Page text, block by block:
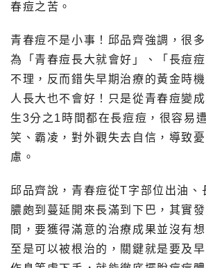
春痘之苦。
青春痘不是小事！邱品齊強調，很
為「青春痘長大就會好」、「長痘
不理，反而錯失早期治療的黃金時
人長大也不會好！只是從青春痘變
生3分之1時間都在長痘痘，很容易
笑、霸凌，對外觀失去自信，導致
慮。
邱品齊說，青春痘從T字部位出油、
膿皰到蔓延開來長滿到下巴，其實
間，要獲得滿意的治療成果並沒有
至是可以被根治的，關鍵就是要及早